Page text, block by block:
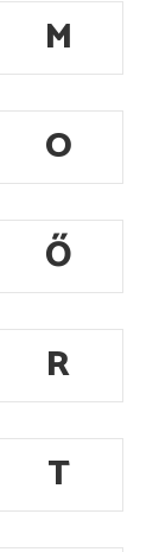
M
O
Ő
R
T